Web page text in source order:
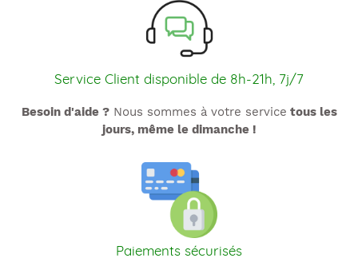
Service Client disponible de 8h-21h, 7j/7
Besoin d'aide ?Nous sommes à votre service tous les
jours, même le dimanche !
Paiements sécurisés